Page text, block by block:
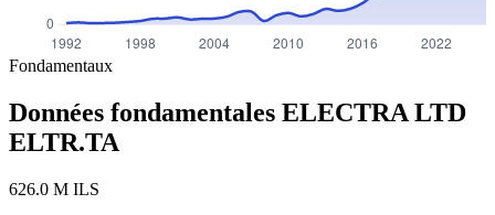
Fondamentaux
Données fondamentales ELECTRA LTD
ELTR.TA
626.0 M ILS